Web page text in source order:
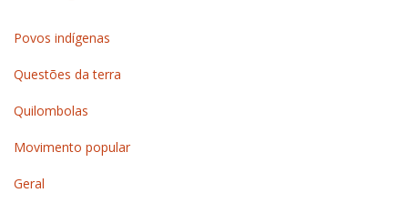
Povos indígenas
Questões da terra
Quilombolas
Movimento popular
Geral